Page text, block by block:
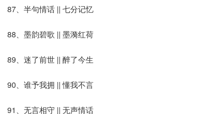
87、半句情话 || 七分记忆
88、墨韵碧歌 || 墨漪红荷
89、迷了前世 || 醉了今生
90、谁予我拥 || 懂我不言
91、无言相守 || 无声情话